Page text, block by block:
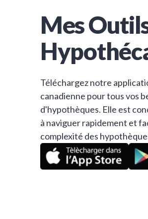
Mes
Téléchargez notre
canadienne pour tous vos
d'hypothèques. Elle est
à naviguer rapidement et
complexité des